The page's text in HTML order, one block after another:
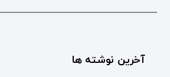
آخرین نوشته ها